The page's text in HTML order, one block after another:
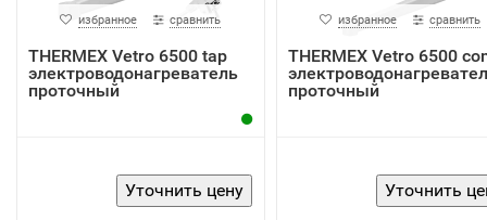
избранное сравнить
THERMEX Vetro 6500 tap
электроводонагреватель
проточный
избранное сравнить
THERMEX Vetro 6500
проточный